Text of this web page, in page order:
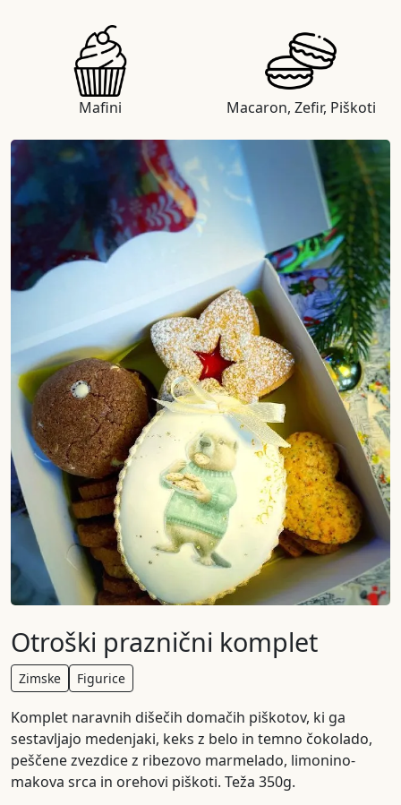
Mafini Macaron, Zefir, Piškoti
Otroški praznični komplet
Zimske Figurice
Komplet naravnih dišečih domačih piškotov, ki ga
sestavljajo medenjaki, keks z belo in temno čokolado,
peščene zvezdice z ribezovo marmelado, limonino-
makova srca in orehovi piškoti. Teža 350g.